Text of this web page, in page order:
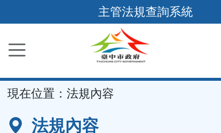
到
要
容
區
主管法規查詢系統
現在位置： 法規內容
法規內容